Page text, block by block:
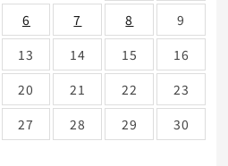
6 7 8
9
13 14 15
16
20 21 22
23
27 28 29
30